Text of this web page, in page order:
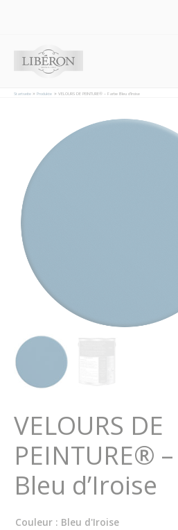
Startseite Produkte VELOURS DE PEINTURE® – Farbe Bleu d’Iroise
VELOURS DE
PEINTURE®
Bleu d’Iroise
Couleur : Bleu d'Iroise